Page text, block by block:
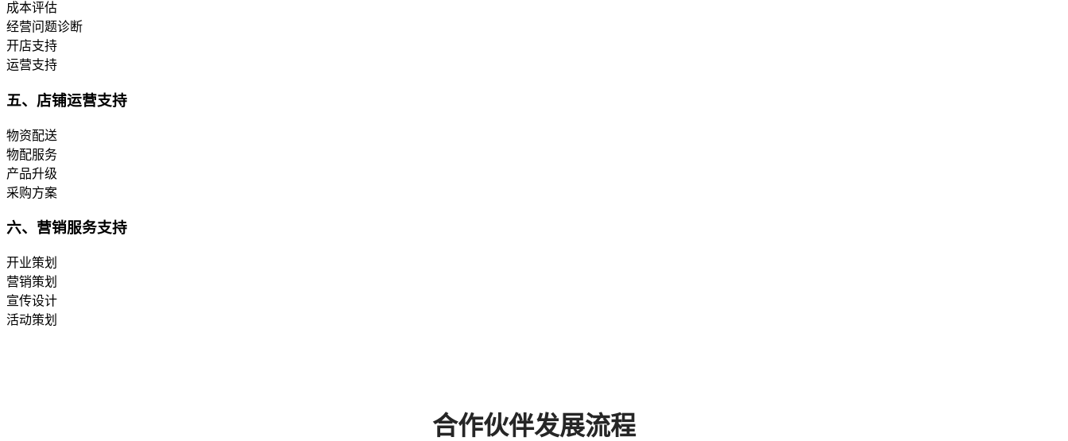
成本评估
经营问题诊断
开店支持
运营支持
五、店铺运营支持
物资配送
物配服务
产品升级
采购方案
六、营销服务支持
开业策划
营销策划
宣传设计
活动策划
合作伙伴发展流程